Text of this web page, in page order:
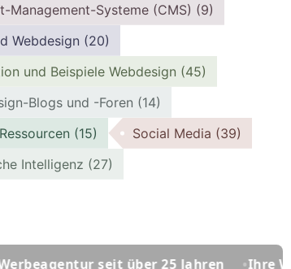
Management-Systeme (CMS) (9)
Webdesign (20)
und Beispiele Webdesign (45)
Blogs und -Foren (14)
(15) Social Media (39)
Intelligenz (27)
seit über 25 Jahren Ihre